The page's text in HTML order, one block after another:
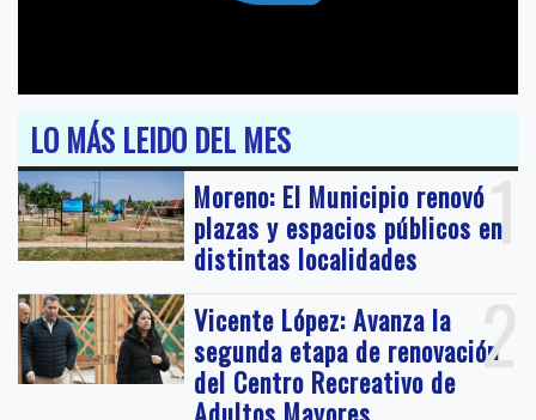
LO MÁS LEIDO DEL MES
1
Moreno: El Municipio renovó
plazas y espacios públicos en
distintas localidades
2
Vicente López: Avanza la
segunda etapa de renovación
del Centro Recreativo de